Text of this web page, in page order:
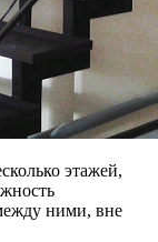
этажей,
ними, вне